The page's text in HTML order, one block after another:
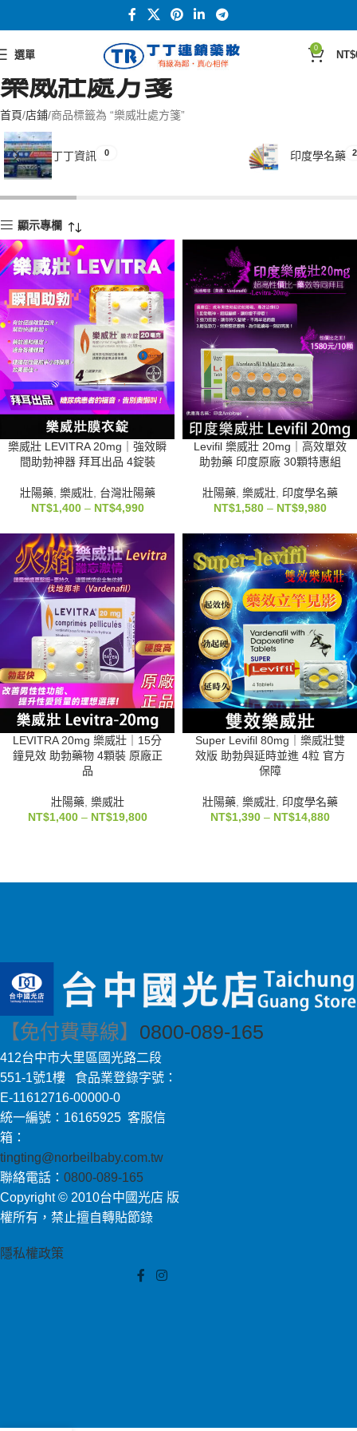
選單
0
NT$
樂威壯處方箋
首頁 店鋪 商品標籤為 “樂威壯處方箋”
丁丁資訊 0 印度學名藥
顯示專欄
樂威壯 LEVITRA 20mg｜強效瞬
間助勃神器 拜耳出品 4錠裝
壯陽藥, 樂威壯, 台灣壯陽藥
NT$1,400 – NT$4,990
Levifil 樂威壯 20mg｜高效單效
助勃藥 印度原廠 30顆特惠組
壯陽藥, 樂威壯, 印度學名藥
NT$1,580 – NT$9,980
LEVITRA 20mg 樂威壯｜15分
鐘見效 助勃藥物 4顆裝 原廠正
品
壯陽藥, 樂威壯
NT$1,400 – NT$19,800
Super Levifil 80mg｜樂威壯雙
效版 助勃與延時並進 4粒 官方
保障
壯陽藥, 樂威壯, 印度學名藥
NT$1,390 – NT$14,880
【免付費專線】 0800-089-165
412台中市大里區國光路二段
551-1號1樓 食品業登錄字號：
E-11612716-00000-0
統一編號：16165925 客服信
箱：
tingting@norbeilbaby.com.tw
聯絡電話： 0800-089-165
Copyright © 2010台中國光店 版
權所有，禁止擅自轉貼節錄
隱私權政策